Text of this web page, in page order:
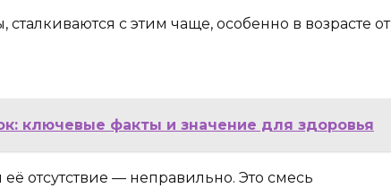
с этим чаще, особенно в возрасте от
ключевые факты и значение для здоровья
её отсутствие — неправильно. Это смесь